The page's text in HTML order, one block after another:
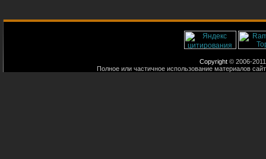
Copyright © 2006-
Полное или частичное использование материалов